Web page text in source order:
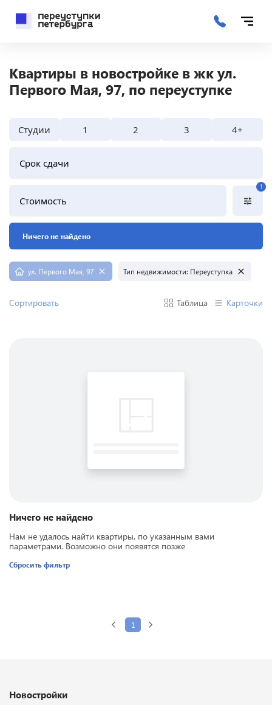
Квартиры в новостройке в жк ул.
Первого Мая, 97, по переуступке
Студии 1 2 3 4+
Срок сдачи
Стоимость
1
Ничего не найдено
ул. Первого Мая, 97 Тип недвижимости: Переуступка
Сортировать Таблица Карточки
Ничего не найдено
Нам не удалось найти квартиры, по указанным вами
параметрами. Возможно они появятся позже
Сбросить фильтр
1
Новостройки